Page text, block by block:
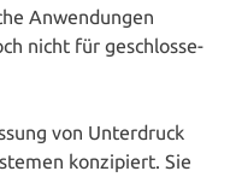
Anwen­dun­gen
nicht für geschlos­se­
von Unter­druck
kon­zi­piert. Sie